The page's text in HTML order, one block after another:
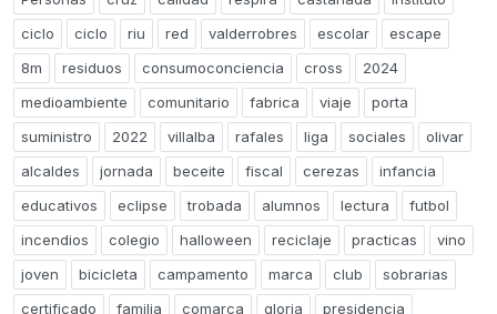
ciclo
ciclo riu red valderrobres escolar
escape
8m
residuos consumoconciencia cross
2024
medioambiente
comunitario fabrica viaje
porta
suministro
2022 villalba rafales liga sociales
olivar
alcaldes
jornada beceite fiscal cerezas
infancia
educativos
eclipse trobada alumnos lectura
futbol
incendios
colegio halloween reciclaje practicas
vino
joven
bicicleta campamento marca club
sobrarias
certificado
familia comarca gloria presidencia